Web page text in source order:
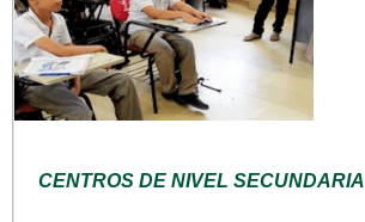
CENTROS DE NIVEL SECUNDARIA